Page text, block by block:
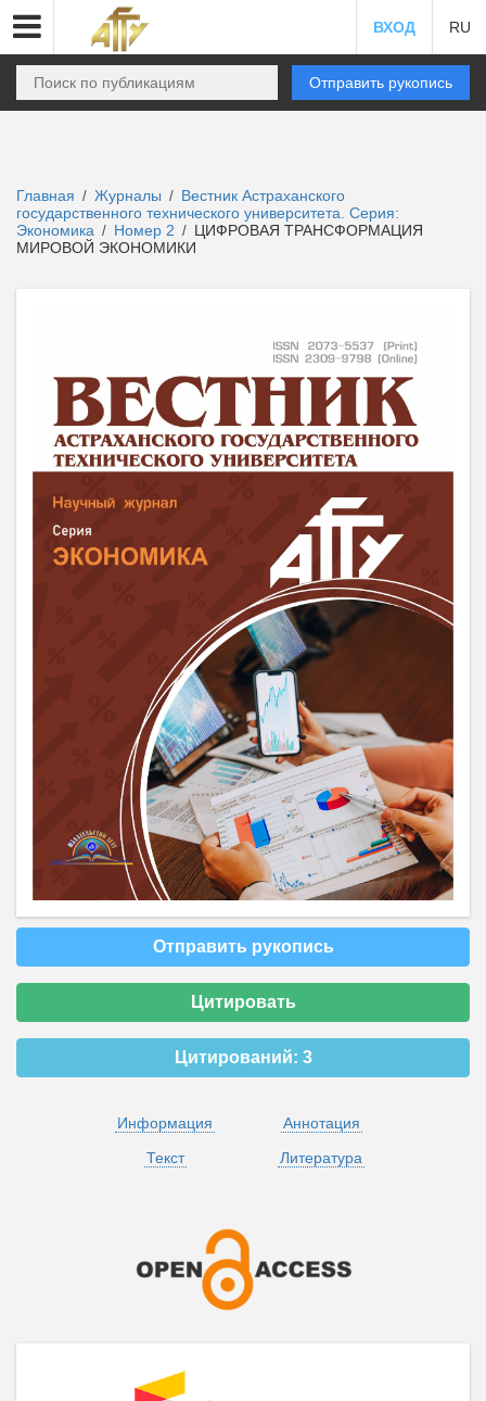
ВХОД RU
Отправить рукопись
Главная / Журналы / Вестник Астраханского
государственного технического университета. Серия:
Экономика / Номер 2 / ЦИФРОВАЯ ТРАНСФОРМАЦИЯ
МИРОВОЙ ЭКОНОМИКИ
Отправить рукопись
Цитировать
Цитирований: 3
Информация
Аннотация
Текст
Литература